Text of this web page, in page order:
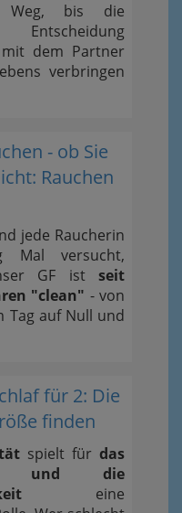
Weg, bis die
dem Partner
verbringen
- ob Sie
Rauchen
jede Raucherin
Mal versucht,
GF ist seit
"clean" - von
Tag auf Null und
für 2: Die
finden
spielt für das
und die
eine